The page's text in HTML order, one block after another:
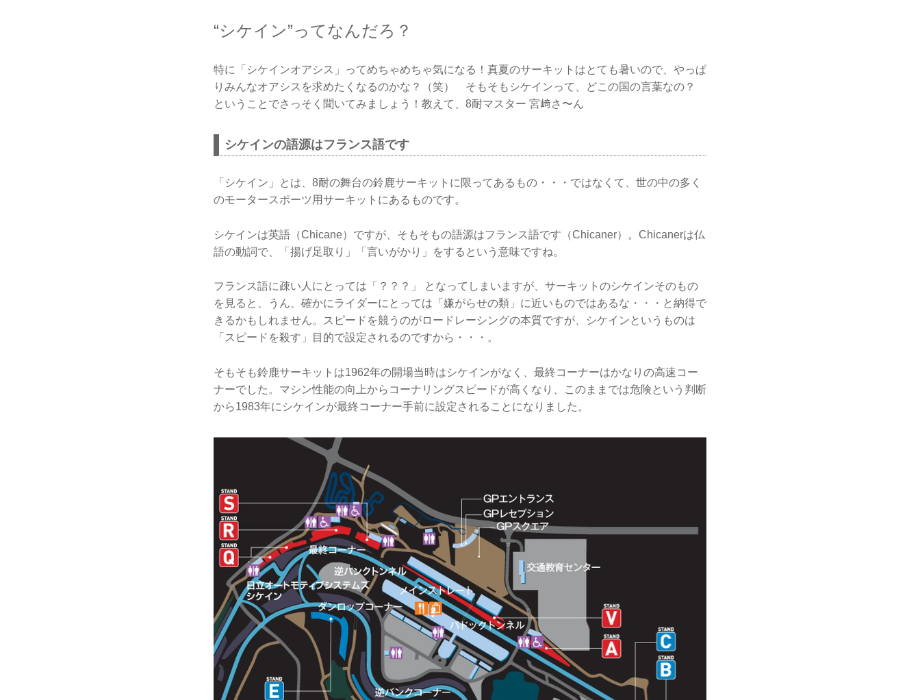
“シケイン”ってなんだろ？
特に「シケインオアシス」ってめちゃめちゃ気になる！真夏のサーキットはとても暑いので、やっぱ
りみんなオアシスを求めたくなるのかな？（笑） そもそもシケインって、どこの国の言葉なの？
ということでさっそく聞いてみましょう！教えて、8耐マスター 宮﨑さ〜ん
シケインの語源はフランス語です
「シケイン」とは、8耐の舞台の鈴鹿サーキットに限ってあるもの・・・ではなくて、世の中の多く
のモータースポーツ用サーキットにあるものです。
シケインは英語（Chicane）ですが、そもそもの語源はフランス語です（Chicaner）。Chicanerは仏
語の動詞で、「揚げ足取り」「言いがかり」をするという意味ですね。
フランス語に疎い人にとっては「？？？」 となってしまいますが、サーキットのシケインそのもの
を見ると、うん、確かにライダーにとっては「嫌がらせの類」に近いものではあるな・・・と納得で
きるかもしれません。スピードを競うのがロードレーシングの本質ですが、シケインというものは
「スピードを殺す」目的で設定されるのですから・・・。
そもそも鈴鹿サーキットは1962年の開場当時はシケインがなく、最終コーナーはかなりの高速コー
ナーでした。マシン性能の向上からコーナリングスピードが高くなり、このままでは危険という判断
から1983年にシケインが最終コーナー手前に設定されることになりました。